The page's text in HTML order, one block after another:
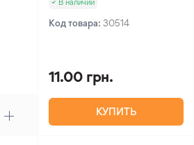
В наличии
Код товара: 30514
11.00 грн.
КУПИТЬ